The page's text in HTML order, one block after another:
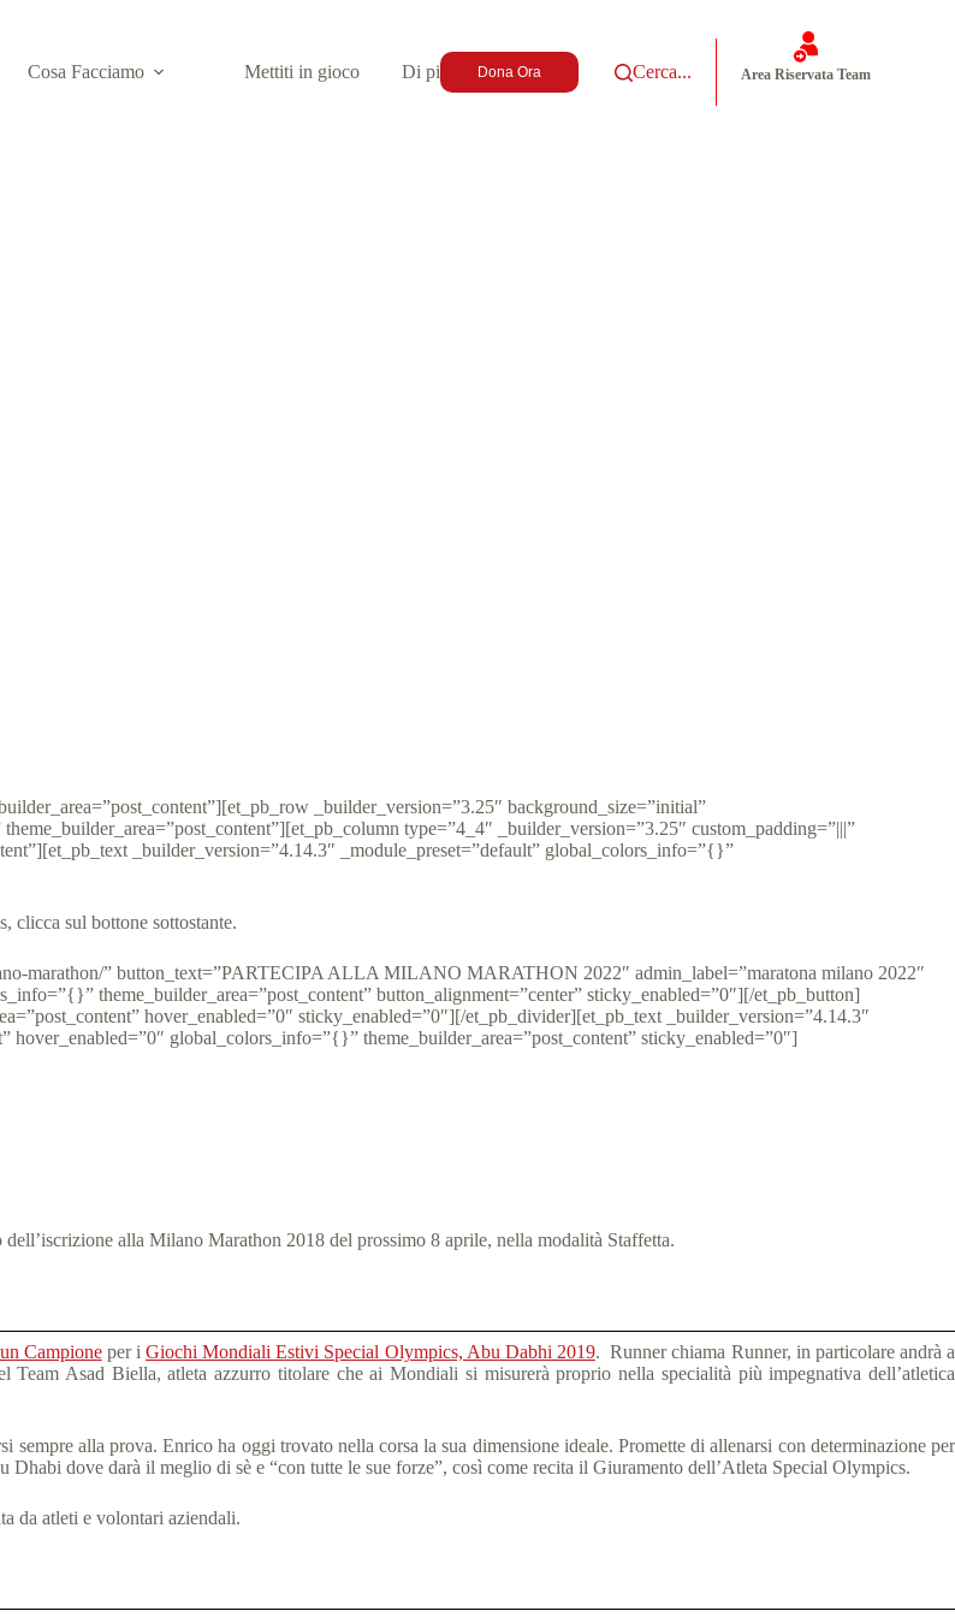
Cosa Facciamo Mettiti in gioco Di più Dona Ora Cerca... Area Riservata Team
_builder_version=”3.25″ background_size=”initial”
type=”4_4″ _builder_version=”3.25″ custom_padding=”|||”
_builder_version=”4.14.3″ _module_preset=”default” global_colors_info=”{}”
clicca sul bottone sottostante.
marathon/” button_text=”PARTECIPA ALLA MILANO MARATHON 2022″ admin_label=”maratona milano 2022″
theme_builder_area=”post_content” button_alignment=”center” sticky_enabled=”0″][/et_pb_button]
hover_enabled=”0″ sticky_enabled=”0″][/et_pb_divider][et_pb_text _builder_version=”4.14.3″
global_colors_info=”{}” theme_builder_area=”post_content” sticky_enabled=”0″]
alla Milano Marathon 2018 del prossimo 8 aprile, nella modalità Staffetta.
Campioneper iGiochi Mondiali Estivi Special Olympics, Abu Dabhi 2019. Runner chiama Runner, in particolare andrà a
Team Asad Biella, atleta azzurro titolare che ai Mondiali si misurerà proprio nella specialità più impegnativa dell’atletica
alla prova. Enrico ha oggi trovato nella corsa la sua dimensione ideale. Promette di allenarsi con determinazione per
dove darà il meglio di sè e “con tutte le sue forze”, così come recita il Giuramento dell’Atleta Special Olympics.
da atleti e volontari aziendali.